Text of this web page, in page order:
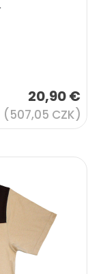
20,90 €
(507,05 CZK)